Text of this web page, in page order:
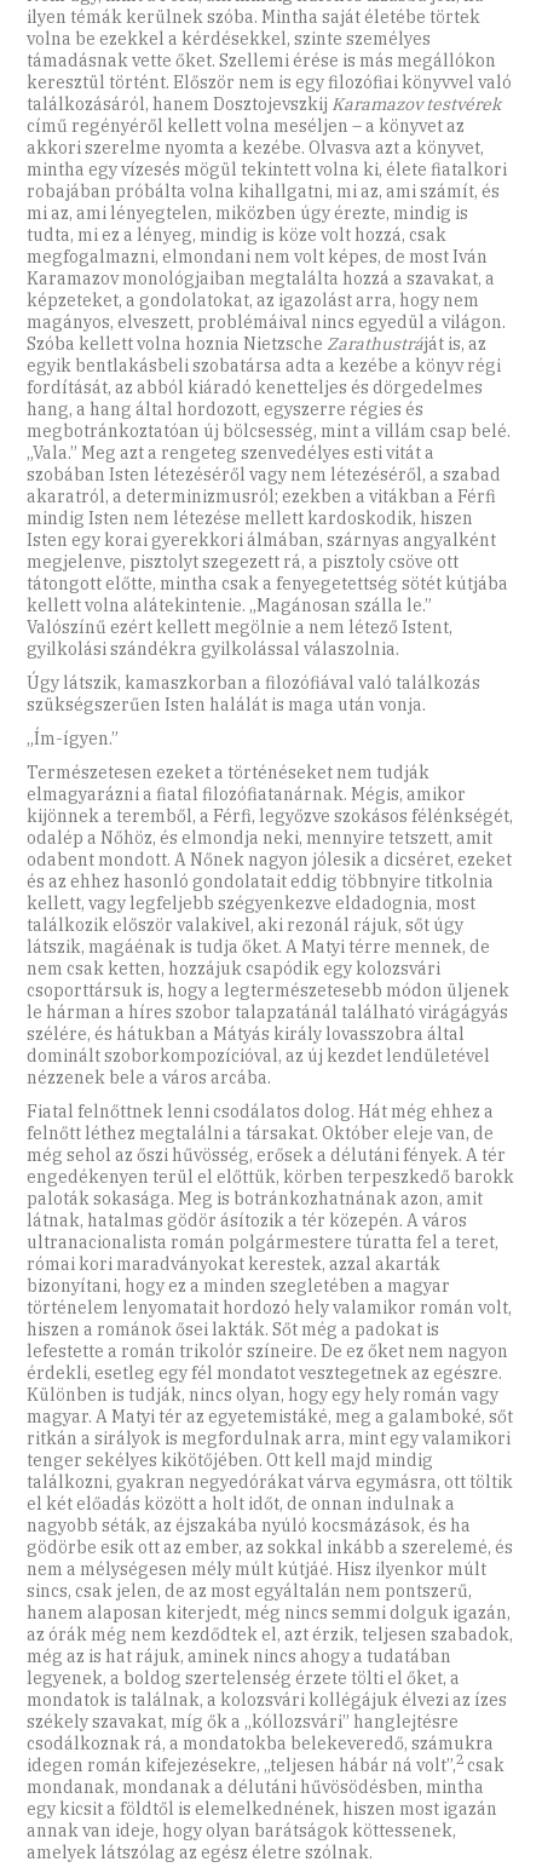
ilyen témák kerülnek szóba. Mintha saját életébe törtek
volna be ezekkel a kérdésekkel, szinte személyes
támadásnak vette őket. Szellemi érése is más megállókon
keresztül történt. Először nem is egy filozófiai könyvvel való
találkozásáról, hanem Dosztojevszkij Karamazov testvérek
című regényéről kellett volna meséljen – a könyvet az
akkori szerelme nyomta a kezébe. Olvasva azt a könyvet,
mintha egy vízesés mögül tekintett volna ki, élete fiatalkori
robajában próbálta volna kihallgatni, mi az, ami számít, és
mi az, ami lényegtelen, miközben úgy érezte, mindig is
tudta, mi ez a lényeg, mindig is köze volt hozzá, csak
megfogalmazni, elmondani nem volt képes, de most Iván
Karamazov monológjaiban megtalálta hozzá a szavakat, a
képzeteket, a gondolatokat, az igazolást arra, hogy nem
magányos, elveszett, problémáival nincs egyedül a világon.
Szóba kellett volna hoznia Nietzsche Zarathustráját is, az
egyik bentlakásbeli szobatársa adta a kezébe a könyv régi
fordítását, az abból kiáradó kenetteljes és dörgedelmes
hang, a hang által hordozott, egyszerre régies és
megbotránkoztatóan új bölcsesség, mint a villám csap belé.
„Vala.” Meg azt a rengeteg szenvedélyes esti vitát a
szobában Isten létezéséről vagy nem létezéséről, a szabad
akaratról, a determinizmusról; ezekben a vitákban a Férfi
mindig Isten nem létezése mellett kardoskodik, hiszen
Isten egy korai gyerekkori álmában, szárnyas angyalként
megjelenve, pisztolyt szegezett rá, a pisztoly csöve ott
tátongott előtte, mintha csak a fenyegetettség sötét kútjába
kellett volna alátekintenie. „Magánosan szálla le.”
Valószínű ezért kellett megölnie a nem létező Istent,
gyilkolási szándékra gyilkolással válaszolnia.
Úgy látszik, kamaszkorban a filozófiával való találkozás
szükségszerűen Isten halálát is maga után vonja.
„Ím-ígyen.”
Természetesen ezeket a történéseket nem tudják
elmagyarázni a fiatal filozófiatanárnak. Mégis, amikor
kijönnek a teremből, a Férfi, legyőzve szokásos félénkségét,
odalép a Nőhöz, és elmondja neki, mennyire tetszett, amit
odabent mondott. A Nőnek nagyon jólesik a dicséret, ezeket
és az ehhez hasonló gondolatait eddig többnyire titkolnia
kellett, vagy legfeljebb szégyenkezve eldadognia, most
találkozik először valakivel, aki rezonál rájuk, sőt úgy
látszik, magáénak is tudja őket. A Matyi térre mennek, de
nem csak ketten, hozzájuk csapódik egy kolozsvári
csoporttársuk is, hogy a legtermészetesebb módon üljenek
le hárman a híres szobor talapzatánál található virágágyás
szélére, és hátukban a Mátyás király lovasszobra által
dominált szoborkompozícióval, az új kezdet lendületével
nézzenek bele a város arcába.
Fiatal felnőttnek lenni csodálatos dolog. Hát még ehhez a
felnőtt léthez megtalálni a társakat. Október eleje van, de
még sehol az őszi hűvösség, erősek a délutáni fények. A tér
engedékenyen terül el előttük, körben terpeszkedő barokk
paloták sokasága. Meg is botránkozhatnának azon, amit
látnak, hatalmas gödör ásítozik a tér közepén. A város
ultranacionalista román polgármestere túratta fel a teret,
római kori maradványokat kerestek, azzal akarták
bizonyítani, hogy ez a minden szegletében a magyar
történelem lenyomatait hordozó hely valamikor román volt,
hiszen a románok ősei lakták. Sőt még a padokat is
lefestette a román trikolór színeire. De ez őket nem nagyon
érdekli, esetleg egy fél mondatot vesztegetnek az egészre.
Különben is tudják, nincs olyan, hogy egy hely román vagy
magyar. A Matyi tér az egyetemistáké, meg a galamboké, sőt
ritkán a sirályok is megfordulnak arra, mint egy valamikori
tenger sekélyes kikötőjében. Ott kell majd mindig
találkozni, gyakran negyedórákat várva egymásra, ott töltik
el két előadás között a holt időt, de onnan indulnak a
nagyobb séták, az éjszakába nyúló kocsmázások, és ha
gödörbe esik ott az ember, az sokkal inkább a szerelemé, és
nem a mélységesen mély múlt kútjáé. Hisz ilyenkor múlt
sincs, csak jelen, de az most egyáltalán nem pontszerű,
hanem alaposan kiterjedt, még nincs semmi dolguk igazán,
az órák még nem kezdődtek el, azt érzik, teljesen szabadok,
még az is hat rájuk, aminek nincs ahogy a tudatában
legyenek, a boldog szertelenség érzete tölti el őket, a
mondatok is találnak, a kolozsvári kollégájuk élvezi az ízes
székely szavakat, míg ők a „kóllozsvári” hanglejtésre
csodálkoznak rá, a mondatokba belekeveredő, számukra
idegen román kifejezésekre, „teljesen hábár ná volt”,2 csak
mondanak, mondanak a délutáni hűvösödésben, mintha
egy kicsit a földtől is elemelkednének, hiszen most igazán
annak van ideje, hogy olyan barátságok köttessenek,
amelyek látszólag az egész életre szólnak.